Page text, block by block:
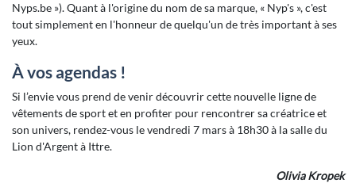
Nyps.be »). Quant à l'origine du nom de sa marque, « Nyp's », c'est
tout simplement en l'honneur de quelqu'un de très important à ses
yeux.
À vos agendas !
Si l’envie vous prend de venir découvrir cette nouvelle ligne de
vêtements de sport et en profiter pour rencontrer sa créatrice et
son univers, rendez-vous le vendredi 7 mars à 18h30 à la salle du
Lion d'Argent à Ittre.
Olivia Kropek